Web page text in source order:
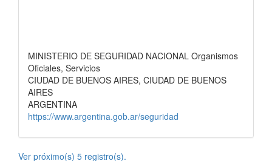
MINISTERIO DE SEGURIDAD NACIONAL Organismos
Oficiales, Servicios
CIUDAD DE BUENOS AIRES, CIUDAD DE BUENOS
AIRES
ARGENTINA
https://www.argentina.gob.ar/seguridad
Ver próximo(s) 5 registro(s).